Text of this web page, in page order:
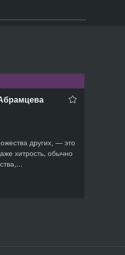
других, — это
хитрость, обычно